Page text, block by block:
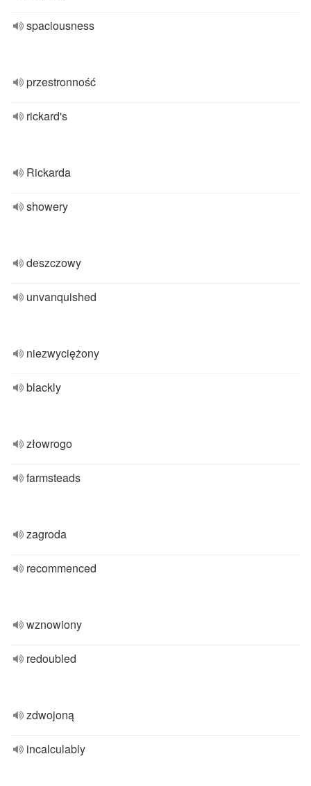
spaciousness
przestronność
rickard's
Rickarda
showery
deszczowy
unvanquished
niezwyciężony
blackly
złowrogo
farmsteads
zagroda
recommenced
wznowiony
redoubled
zdwojoną
incalculably